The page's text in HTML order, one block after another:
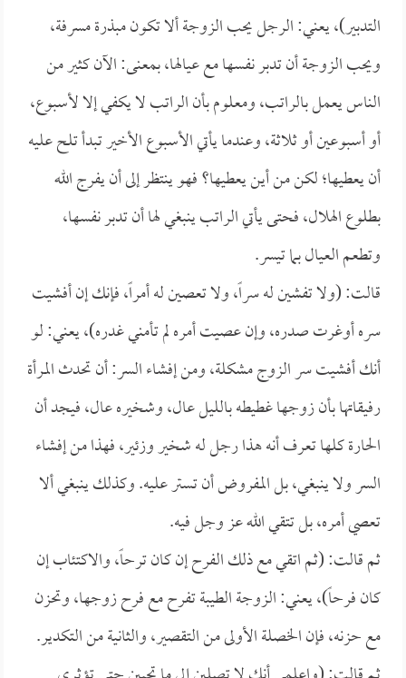
التدبير)، يعني: الرجل يحب الزوجة ألا تكون مبذرة مسرفة،
ويحب الزوجة أن تدبر نفسها مع عيالها، بمعنى: الآن كثير من
الناس يعمل بالراتب، ومعلوم بأن الراتب لا يكفي إلا لأسبوع،
أو أسبوعين أو ثلاثة، وعندما يأتي الأسبوع الأخير تبدأ تلح عليه
أن يعطيها؛ لكن من أين يعطيها؟ فهو ينتظر إلى أن يفرج الله
بطلوع الهلال، فحتى يأتي الراتب ينبغي لها أن تدبر نفسها،
وتطعم العيال بما تيسر.
قالت: (ولا تفشين له سراً، ولا تعصين له أمراً، فإنك إن أفشيت
سره أوغرت صدره، وإن عصيت أمره لم تأمني غدره)، يعني: لو
أنك أفشيت سر الزوج مشكلة، ومن إفشاء السر: أن تحدث المرأة
رفيقاتها بأن زوجها غطيطه بالليل عال، وشخيره عال، فيجد أن
الحارة كلها تعرف أنه هذا رجل له شخير وزئير، فهذا من إفشاء
السر ولا ينبغي، بل المفروض أن تستر عليه. وكذلك ينبغي ألا
تعصي أمره، بل تتقي الله عز وجل فيه.
ثم قالت: (ثم اتقي مع ذلك الفرح إن كان ترحاً، والاكتئاب إن
كان فرحاً)، يعني: الزوجة الطيبة تفرح مع فرح زوجها، وتحزن
مع حزنه، فإن الخصلة الأولى من التقصير، والثانية من التكدير.